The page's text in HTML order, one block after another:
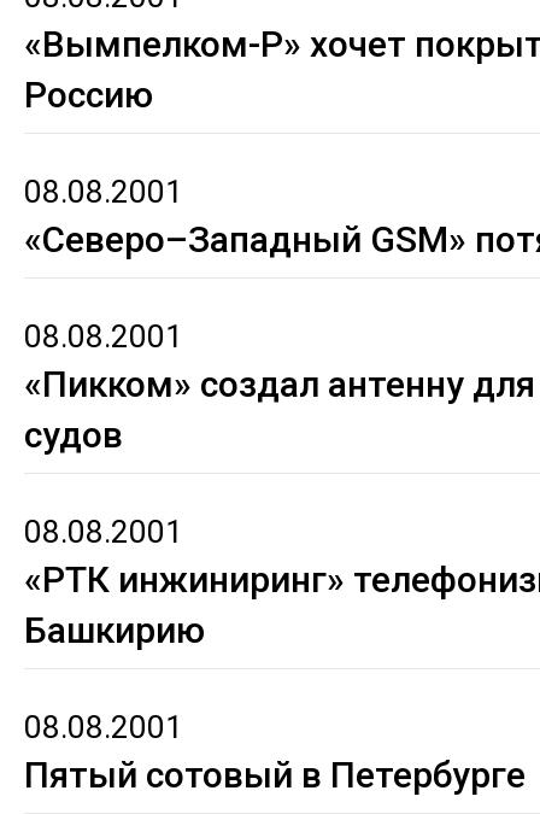
«Вымпелком-Р» хочет
Россию
08.08.2001
«Северо–Западный GSM»
08.08.2001
«Пикком» создал антенну
судов
08.08.2001
«РТК инжиниринг»
Башкирию
08.08.2001
Пятый сотовый в Петербурге